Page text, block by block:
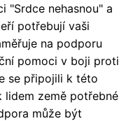
"Srdce nehasnou" a
potřebují vaši
na podporu
pomoci v boji proti
se připojili k této
země potřebné
může být